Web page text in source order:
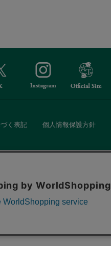
く表記 個人情報保護方針
てください。選
情報には「お客